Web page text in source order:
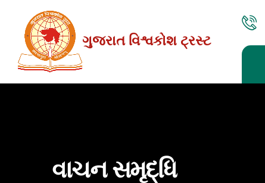
content
ગુજરાત વિશ્વકોશ ટ્રસ્ટ
વાચન સમૃદ્ધિ